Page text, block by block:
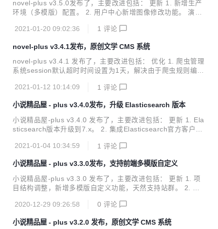
阅读记录、小说TXT下载、小说弹幕、小说/漫画自动爬取、小
搜索引擎等功能。包含电脑端、移动端、微信小程序等多个平
novel-plus v3.5.0发布了，主要改进包括： 更新 1. 新增生产
环境（多模版）配置。 2. 用户中心新增图像修改功能。 演示
卓app、微信小程序）、功能完善的屏幕自适应小说漫画连载
漫画分类、小说/漫画搜索、小说/漫画排行、完本小说/漫画、
小说/漫画评分、小说/漫画在线阅读、小说/漫画书架、小说/漫
画阅读记录、小说TXT下载、小说弹幕、小说/漫画自动爬取、
度搜索引擎等功能。包含电脑端、移动端、微信小程序等多个
2021-01-20 09:02:36 1 评论
novel-plus v3.4.1发布，原创文学 CMS 系统
novel-plus v3.4.1 发布了，主要改进包括： 优化 1. 爬虫管理
系统session默认超时时间设置为1天，解决由于爬虫规则编写
尾章节跳转逻辑。 演示站点 点击前往 项目介绍 小说精品屋是
幕自适应小说漫画连载系统，包含精品小说专区、轻小说专区
和漫画专区。包括小说/漫画分类、小说/漫画搜索、小说/漫画
排行、完本小说/漫画、小说/漫画评分、小说/漫画在线阅读、
幕、小说/漫画自动爬取、小说内容自动分享到微博、...
2021-01-12 10:14:09 1 评论
小说精品屋 - plus v3.4.0发布，升级 Elasticsearch 版本
小说精品屋-plus v3.4.0 发布了，主要改进包括： 更新 1. Ela
sticsearch版本升级到7.x。 2. 集成Elasticsearch官方客户端
品屋是一个多平台（web、安卓app、微信小程序）、功能完
说专区和漫画专区。包括小说/漫画分类、小说/漫画搜索、小
说/漫画排行、完本小说/漫画、小说/漫画评分、小说/漫画在线
阅读、小说/漫画书架、小说/漫画阅读记录、小说TXT下载、
件自动推广、链接...
2021-01-04 10:34:59 1 评论
小说精品屋 - plus v3.3.0发布，支持前端多模版自定义
小说精品屋-plus v3.3.0 发布了，主要改进包括： 更新 1. 项
目结构调整，新增多模版自定义功能，天然支持站群。 2. 内
外部文件用于修改网站配置信息。 演示站点 点击前往 项目介
序）、功能完善的屏幕自适应小说漫画连载系统，包含精品小
2020-12-29 09:26:58 0 评论
小说精品屋 - plus v3.2.0 发布，原创文学 CMS 系统